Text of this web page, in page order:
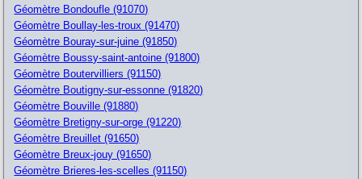
Géomètre Bondoufle (91070)
Géomètre Boullay-les-troux (91470)
Géomètre Bouray-sur-juine (91850)
Géomètre Boussy-saint-antoine (91800)
Géomètre Boutervilliers (91150)
Géomètre Boutigny-sur-essonne (91820)
Géomètre Bouville (91880)
Géomètre Bretigny-sur-orge (91220)
Géomètre Breuillet (91650)
Géomètre Breux-jouy (91650)
Géomètre Brieres-les-scelles (91150)